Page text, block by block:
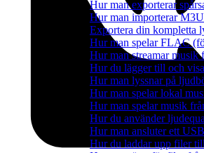
Hur man exporterar
Hur man importerar
Exportera din kompletta
Hur man spelar FLAC
Hur man streamar
Hur du lägger till och
Hur man lyssnar på
Hur man spelar lokal
Hur man spelar musik
Hur du använder
Hur man ansluter ett
Hur du laddar upp filer